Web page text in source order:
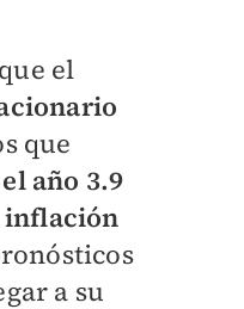
el
que
año 3.9
inflación
a su